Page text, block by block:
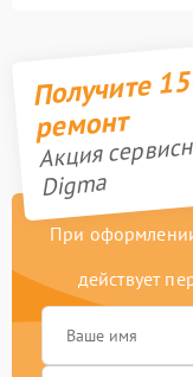
Получите
ремонт
Акция
Digma
При
действует